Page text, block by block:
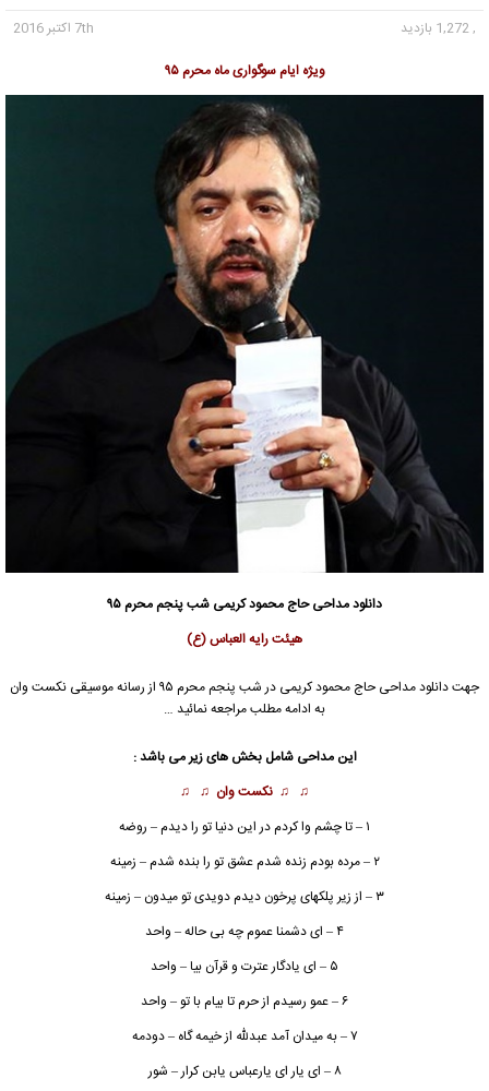
, 1,272 بازدید
7th اکتبر 2016
ویژه ایام سوگواری ماه محرم ۹۵
دانلود مداحی حاج محمود کریمی شب پنجم محرم ۹۵
هیئت رایه العباس (ع)
جهت دانلود مداحی حاج محمود کریمی در شب پنجممحرم ۹۵
از رسانه موسیقی نکست وان
به ادامه مطلب مراجعه نمائید …
این مداحی شامل بخش های زیر می باشد :
♫ ♫ نکست وان ♫ ♫
۱ – تا چشم وا کردم در این دنیا تو را دیدم – روضه
۲ – مرده بودم زنده شدم عشق تو را بنده شدم – زمینه
۳ – از زیر پلکهای پرخون دیدم دویدی تو میدون – زمینه
۴ – ای دشمنا عموم چه بی حاله – واحد
۵ – ای یادگار عترت و قرآن بیا – واحد
۶ – عمو رسیدم از حرم تا بیام با تو – واحد
۷ – به میدان آمد عبدلله از خیمه گاه – دودمه
۸ – ای یار ای یارعباس یابن کرار – شور